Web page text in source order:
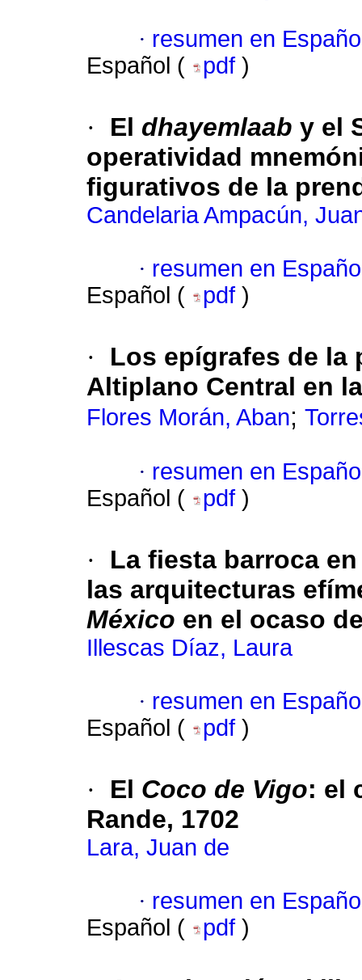
· resumen en
Español (
pdf )
· El dhayemlaab y el
operatividad
figurativos de la
Candelaria Ampacún,
· resumen en
Español (
pdf )
·
Los epígrafes de la
Altiplano Central en
Flores Morán, Aban;
· resumen en
Español (
pdf )
·
La fiesta barroca
las arquitecturas
México en el ocaso
Illescas Díaz, Laura
· resumen en
Español (
pdf )
· El Coco de Vigo: el
Rande, 1702
Lara, Juan de
· resumen en
Español (
pdf )